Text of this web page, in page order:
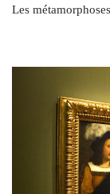
Les